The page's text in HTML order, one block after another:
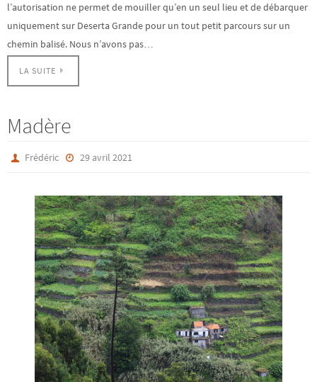
l’autorisation ne permet de mouiller qu’en un seul lieu et de débarquer
uniquement sur Deserta Grande pour un tout petit parcours sur un
chemin balisé. Nous n’avons pas…
LA SUITE
Madère
Frédéric 29 avril 2021